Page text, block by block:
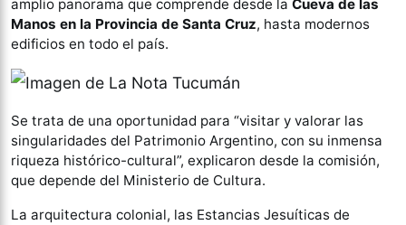
amplio panorama que comprende desde la Cueva de las
Manos en la Provincia de Santa Cruz, hasta modernos
edificios en todo el país.
Se trata de una oportunidad para “visitar y valorar las
singularidades del Patrimonio Argentino, con su inmensa
riqueza histórico-cultural”, explicaron desde la comisión,
que depende del Ministerio de Cultura.
La arquitectura colonial, las Estancias Jesuíticas de